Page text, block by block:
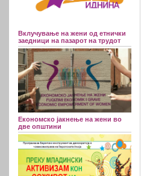
Вклучување на жени од етнички
заедници на пазарот на трудот
Економско јакнење на жени во
две општини